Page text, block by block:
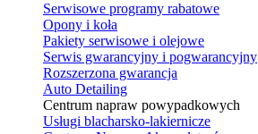
Serwisowe programy rabatowe
Opony i koła
Pakiety serwisowe i olejowe
Serwis gwarancyjny i pogwarancyjny
Rozszerzona gwarancja
Auto Detailing
Centrum napraw powypadkowych
Usługi blacharsko-lakiernicze